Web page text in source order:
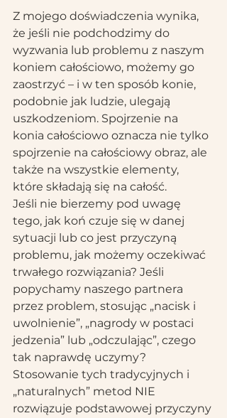
Z mojego doświadczenia wynika,
że jeśli nie podchodzimy do
wyzwania lub problemu z naszym
koniem całościowo, możemy go
zaostrzyć – i w ten sposób konie,
podobnie jak ludzie, ulegają
uszkodzeniom. Spojrzenie na
konia całościowo oznacza nie tylko
spojrzenie na całościowy obraz, ale
także na wszystkie elementy,
które składają się na całość.
Jeśli nie bierzemy pod uwagę
tego, jak koń czuje się w danej
sytuacji lub co jest przyczyną
problemu, jak możemy oczekiwać
trwałego rozwiązania? Jeśli
popychamy naszego partnera
przez problem, stosując „nacisk i
uwolnienie”, „nagrody w postaci
jedzenia” lub „odczulając”, czego
tak naprawdę uczymy?
Stosowanie tych tradycyjnych i
„naturalnych” metod NIE
rozwiązuje podstawowej przyczyny